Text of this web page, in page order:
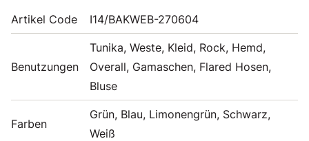
Artikel Code I14/BAKWEB-270604
Benutzungen
Tunika, Weste, Kleid, Rock, Hemd,
Overall, Gamaschen, Flared Hosen,
Bluse
Farben
Grün, Blau, Limonengrün, Schwarz,
Weiß